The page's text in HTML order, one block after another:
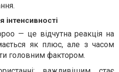
інтенсивності
— це відчутна реакція на
як плюс, але з часом
головним фактором.